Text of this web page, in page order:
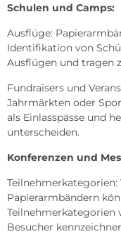
Schulen und Camps:
Ausflüge:
Identifikation von
Ausflügen und tragen
Fundraisers und
Jahrmärkten oder
als Einlasspässe und
unterscheiden.
Konferenzen und
Teilnehmerkategorien:
Papierarmbändern
Teilnehmerkategorien
Besucher